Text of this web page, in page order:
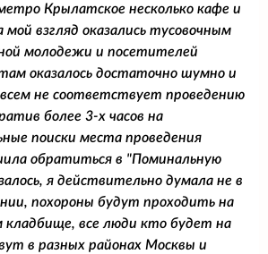
Крылатское несколько кафе и
мой взгляд оказались тусовочным
молодежи и посетителей
оказалось достаточно шумно и
не соответствует проведению
более 3-х часов на
поиски места проведения
обратиться в "Поминальную
я действительно думала не в
похороны будут проходить на
кладбище, все люди кто будет на
в разных районах Москвы и